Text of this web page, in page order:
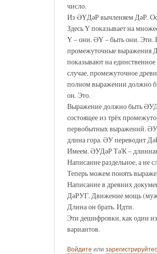
число.
Из ӘҮДәР вычленяем ДәР.
Здесь Ү показывает на
Ү – они. ӘҮ – быть они. Эти.
промежуточные выражения
показывают на
случае, промежуточное
полном выражении должно
он. Это.
Выражение должно быть
состоящее из трёх
первобытных выражений.
длина гора. ӘУ переводит
Имеем. ӘУДәР ТәҠ –
Написание раздельное, а не
Теперь можем понять
Написание в древних
ДәРУГ. Движение мощь
Длина он брать. Идти.
Эти дешифровки, как один
вариантов.
Войдите или